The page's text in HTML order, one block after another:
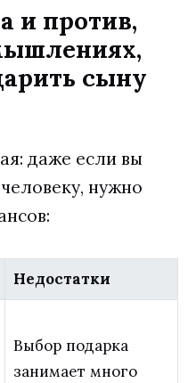
и против,
сыну
даже если вы
нужно
Недостатки
Выбор подарка
занимает много